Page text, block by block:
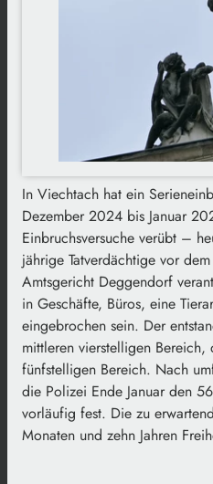
In Viechtach hat ein
Dezember 2024 bis Januar
Einbruchsversuche verübt –
jährige Tatverdächtige vor
Amtsgericht Deggendorf
in Geschäfte, Büros, eine
eingebrochen sein. Der
mittleren vierstelligen
fünfstelligen Bereich. Nach
die Polizei Ende Januar den
vorläufig fest. Die zu
Monaten und zehn Jahren